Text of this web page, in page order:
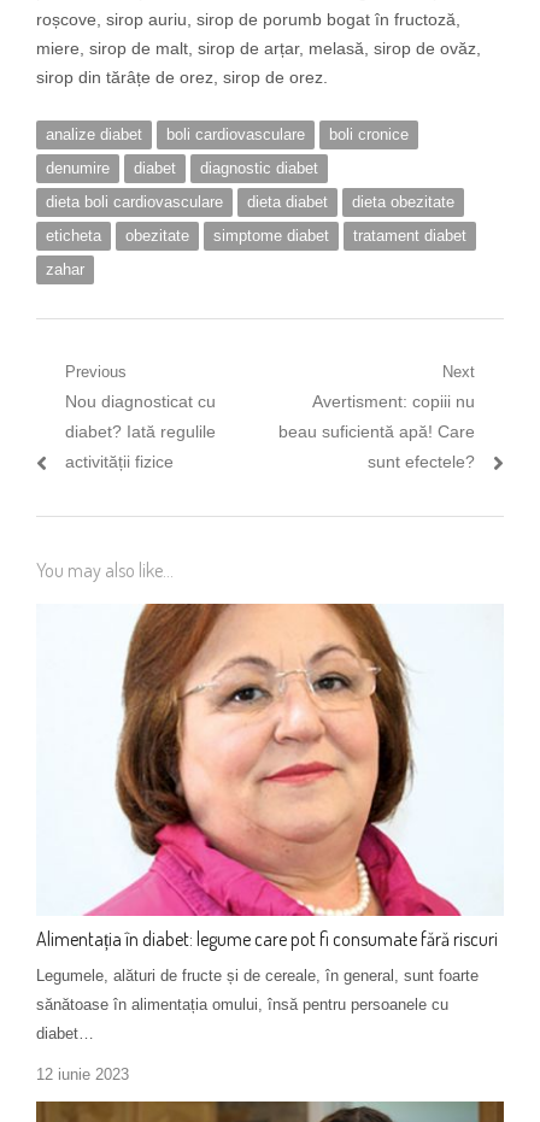
roșcove, sirop auriu, sirop de porumb bogat în fructoză,
miere, sirop de malt, sirop de arțar, melasă, sirop de ovăz,
sirop din tărâțe de orez, sirop de orez.
analize diabet boli cardiovasculare
boli cronice
denumire
diabet
diagnostic diabet
dieta boli cardiovasculare
dieta diabet
dieta obezitate
eticheta
obezitate simptome diabet
tratament diabet
zahar
Navigare
articole
Previous
Previous
post:
Nou diagnosticat cu
diabet? Iată regulile
activității fizice
Next
Next
post:
Avertisment: copiii nu
beau suficientă apă! Care
sunt efectele?
You may also like...
Alimentația în diabet: legume care pot fi consumate fără riscuri
Legumele, alături de fructe și de cereale, în general, sunt foarte
sănătoase în alimentația omului, însă pentru persoanele cu
diabet…
12 iunie 2023